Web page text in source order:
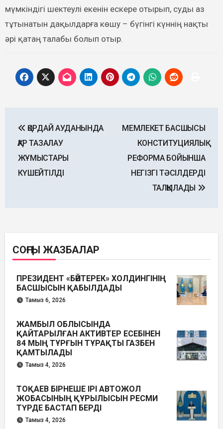
мүмкіндігі шектеулі екенін ескере отырып, суды аз
тұтынатын дақылдарға көшу – бүгінгі күннің нақты
әрі қатаң талабы болып отыр.
navigation
ҚОРДАЙ АУДАНЫНДА
ҚАР ТАЗАЛАУ
ЖҰМЫСТАРЫ
КҮШЕЙТІЛДІ
МЕМЛЕКЕТ БАСШЫСЫ
КОНСТИТУЦИЯЛЫҚ
РЕФОРМА БОЙЫНША
НЕГІЗГІ ТӘСІЛДЕРДІ
ТАЛҚЫЛАДЫ
СОҢҒЫ ЖАЗБАЛАР
ПРЕЗИДЕНТ «БӘЙТЕРЕК» ХОЛДИНГІНІҢ
БАСШЫСЫН ҚАБЫЛДАДЫ
Тамыз 6, 2026
ЖАМБЫЛ ОБЛЫСЫНДА
ҚАЙТАРЫЛҒАН АКТИВТЕР ЕСЕБІНЕН
84 МЫҢ ТҰРҒЫН ТҰРАҚТЫ ГАЗБЕН
ҚАМТЫЛАДЫ
Тамыз 4, 2026
ТОҚАЕВ БІРНЕШЕ ІРІ АВТОЖОЛ
ЖОБАСЫНЫҢ ҚҰРЫЛЫСЫН РЕСМИ
ТҮРДЕ БАСТАП БЕРДІ
Тамыз 4, 2026